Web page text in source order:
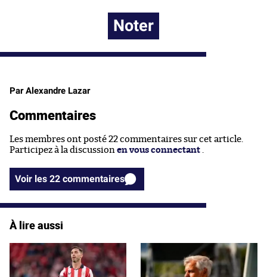
Noter
Par Alexandre Lazar
Commentaires
Les membres ont posté 22 commentaires sur cet article.
Participez à la discussion en vous connectant
Voir les 22 commentaires
À lire aussi